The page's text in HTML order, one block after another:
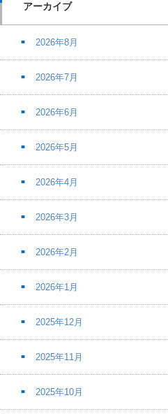
アーカイブ
2026年8月
2026年7月
2026年6月
2026年5月
2026年4月
2026年3月
2026年2月
2026年1月
2025年12月
2025年11月
2025年10月